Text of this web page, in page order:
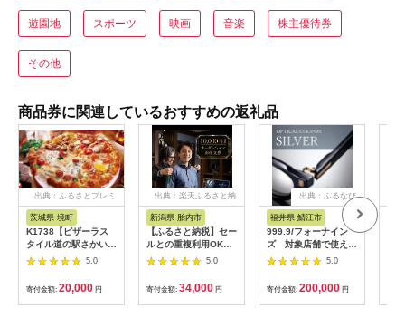
遊園地 スポーツ 映画 音楽 株主優待券
その他
商品券に関連しているおすすめの返礼品
出典：ふるさとプレミ
アム
茨城県 境町
K1738【ピザーラス
タイル道の駅さかい店
限定】ピザーラ利用券
(6,000円相当)
5.0
寄付金額: 20,000 円
出典：楽天ふるさと納
税
新潟県 胎内市
【ふるさと納税】セー
ルとの重複利用OK
10,000円相当オーダ
ーシャツお仕立券【ビ
ッグヴィジョン】
5.0
寄付金額: 34,000 円
出典：ふるなび
福井県 鯖江市
999.9/フォーナイン
ズ 対象店舗で使える
眼鏡引換券（6万円相
当）Silver np m [N-
5.0
寄付金額: 200,000 円